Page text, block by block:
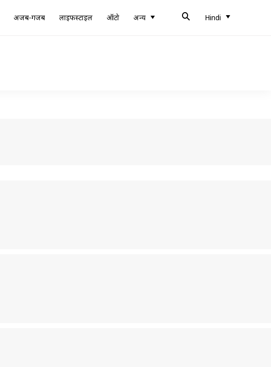
अजब-गजब लाइफस्टाइल ऑटो अन्य Hindi